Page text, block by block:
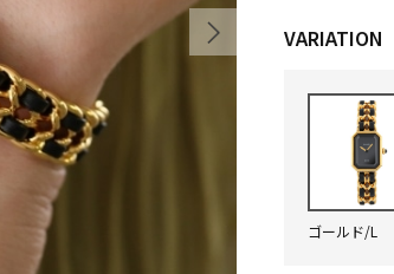
ゴールド/L